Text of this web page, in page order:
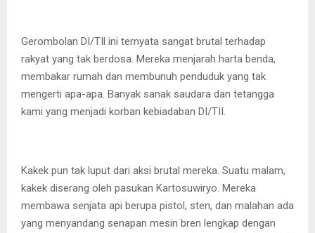
Gerombolan DI/TIl ini ternyata sangat brutal terhadap
rakyat yang tak berdosa. Mereka menjarah harta benda,
membakar rumah dan membunuh penduduk yang tak
mengerti apa-apa. Banyak sanak saudara dan tetangga
kami yang menjadi korban kebiadaban DI/TII.
Kakek pun tak luput dari aksi brutal mereka. Suatu malam,
kakek diserang oleh pasukan Kartosuwiryo. Mereka
membawa senjata api berupa pistol, sten, dan malahan ada
yang menyandang senapan mesin bren lengkap dengan